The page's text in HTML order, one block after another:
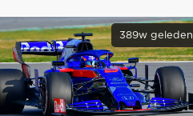
389w geleden